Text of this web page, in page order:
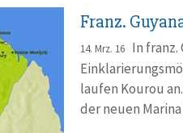
Franz.
14. Mrz. 16In franz.
laufen Kourou
der neuen